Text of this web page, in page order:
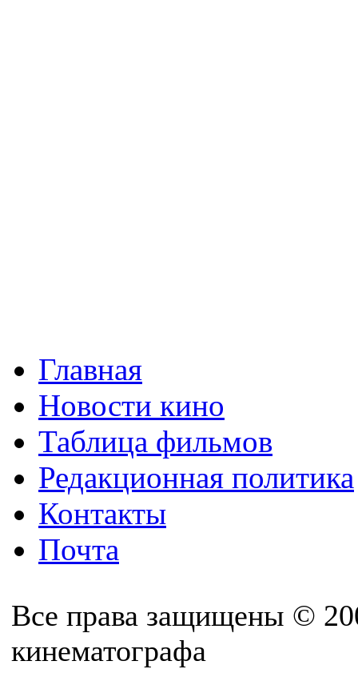
Главная
Новости кино
Таблица фильмов
Редакционная политика
Контакты
Почта
Все права защищены ©
кинематографа